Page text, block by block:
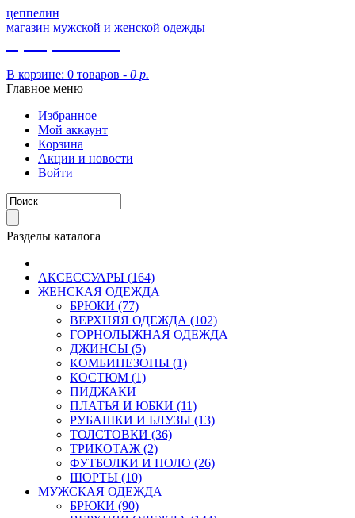
цеппелин
магазин мужской и женской одежды
В корзине: 0 товаров - 0 р.
Главное меню
Избранное
Мой аккаунт
Корзина
Акции и новости
Войти
Разделы каталога
АКСЕССУАРЫ (164)
ЖЕНСКАЯ ОДЕЖДА
БРЮКИ (77)
ВЕРХНЯЯ ОДЕЖДА (102)
ГОРНОЛЫЖНАЯ ОДЕЖДА
ДЖИНСЫ (5)
КОМБИНЕЗОНЫ (1)
КОСТЮМ (1)
ПИДЖАКИ
ПЛАТЬЯ И ЮБКИ (11)
РУБАШКИ И БЛУЗЫ (13)
ТОЛСТОВКИ (36)
ТРИКОТАЖ (2)
ФУТБОЛКИ И ПОЛО (26)
ШОРТЫ (10)
МУЖСКАЯ ОДЕЖДА
БРЮКИ (90)